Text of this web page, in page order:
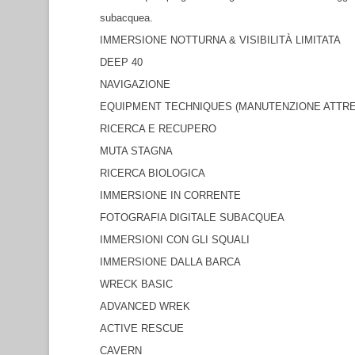
subacquea.
IMMERSIONE NOTTURNA & VISIBILITÀ LIMITATA
DEEP 40
NAVIGAZIONE
EQUIPMENT TECHNIQUES (MANUTENZIONE
RICERCA E RECUPERO
MUTA STAGNA
RICERCA BIOLOGICA
IMMERSIONE IN CORRENTE
FOTOGRAFIA DIGITALE SUBACQUEA
IMMERSIONI CON GLI SQUALI
IMMERSIONE DALLA BARCA
WRECK BASIC
ADVANCED WREK
ACTIVE RESCUE
CAVERN